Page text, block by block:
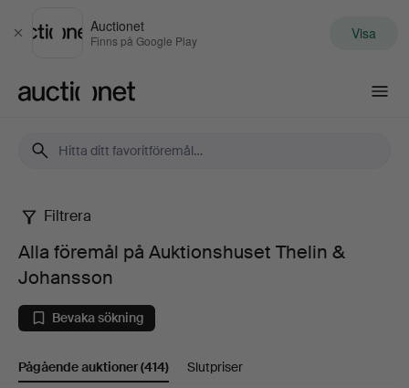
Stäng
Auctionet
Finns på Google Play Visa
Alla
föremål
på
Auktionshuset
Filtrera
Alla föremål på Auktionshuset Thelin &
Johansson
Bevaka sökning
Pågående auktioner(414) Slutpriser